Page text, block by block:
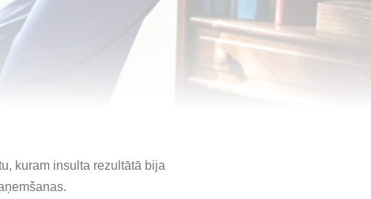
kuram insulta rezultātā bija